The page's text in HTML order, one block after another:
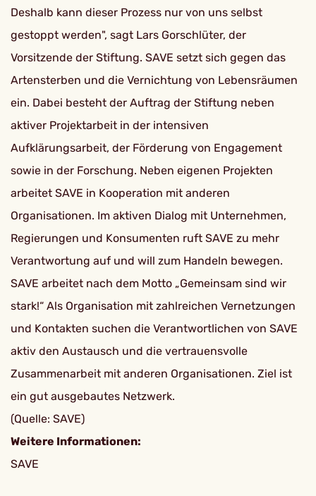
Deshalb kann dieser Prozess nur von uns selbst
gestoppt werden", sagt Lars Gorschlüter, der
Vorsitzende der Stiftung. SAVE setzt sich gegen das
Artensterben und die Vernichtung von Lebensräumen
ein. Dabei besteht der Auftrag der Stiftung neben
aktiver Projektarbeit in der intensiven
Aufklärungsarbeit, der Förderung von Engagement
sowie in der Forschung. Neben eigenen Projekten
arbeitet SAVE in Kooperation mit anderen
Organisationen. Im aktiven Dialog mit Unternehmen,
Regierungen und Konsumenten ruft SAVE zu mehr
Verantwortung auf und will zum Handeln bewegen.
SAVE arbeitet nach dem Motto „Gemeinsam sind wir
stark!“ Als Organisation mit zahlreichen Vernetzungen
und Kontakten suchen die Verantwortlichen von SAVE
aktiv den Austausch und die vertrauensvolle
Zusammenarbeit mit anderen Organisationen. Ziel ist
ein gut ausgebautes Netzwerk.
(Quelle: SAVE)
Weitere Informationen:
SAVE